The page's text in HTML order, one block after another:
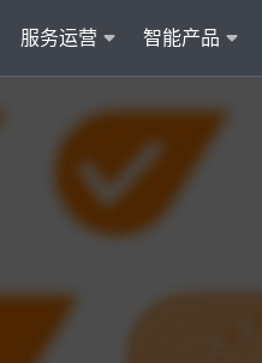
服务运营 智能产品
务
客户服务